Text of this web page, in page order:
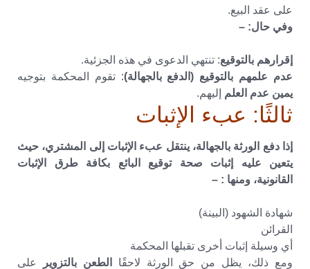
على عقد البيع.
وفي حال: –
إقرارهم بالتوقيع: تنتهي الدعوى في هذه الجزئية.
عدم علمهم بالتوقيع (الدفع بالجهالة): تقوم المحكمة بتوجيه
يمين عدم العلم إليهم.
ثالثًا: عبء الإثبات
إذا دفع الورثة بالجهالة، ينتقل عبء الإثبات إلى المشتري، حيث
يتعين عليه إثبات صحة توقيع البائع بكافة طرق الإثبات
القانونية، ومنها : –
شهادة الشهود (البينة)
القرائن
أي وسيلة إثبات أخرى تقبلها المحكمة
ومع ذلك، يظل من حق الورثة لاحقًا
الطعن بالتزوير
على